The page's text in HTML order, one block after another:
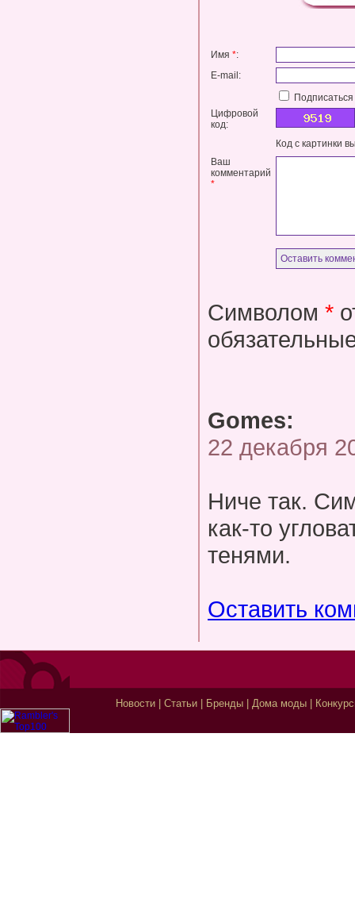
Имя *:
E-mail:
Цифровой
код:
Код с картинки
Ваш
комментарий
*
Символом *
Gomes:
22 декабря
Ниче так.
как-то
тенями.
Оставить
Новости| Статьи| Бренды| Дома моды|